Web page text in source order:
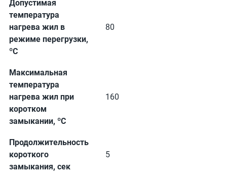
Допустимая
температура
нагрева жил в
режиме перегрузки,
ºС
80
Максимальная
температура
нагрева жил при
коротком
замыкании, ºС
160
Продолжительность
короткого
замыкания, сек
5